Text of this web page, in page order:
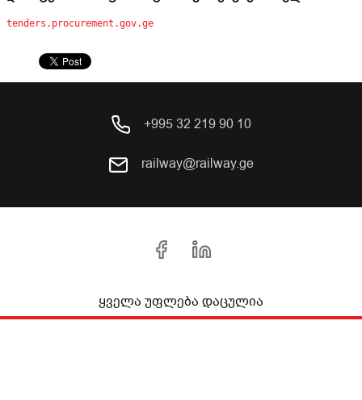
tenders.procurement.gov.ge
+995 32 219 90 10
railway@railway.ge
ყველა უფლება დაცულია